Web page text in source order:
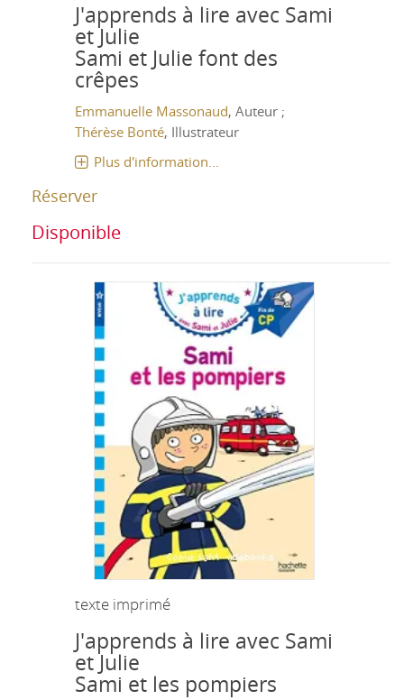
J'apprends à lire avec Sami
et Julie
Sami et Julie font des
crêpes
Emmanuelle Massonaud, Auteur ;
Thérèse Bonté, Illustrateur
Plus d'information...
Réserver
Disponible
texte imprimé
J'apprends à lire avec Sami
et Julie
Sami et les pompiers